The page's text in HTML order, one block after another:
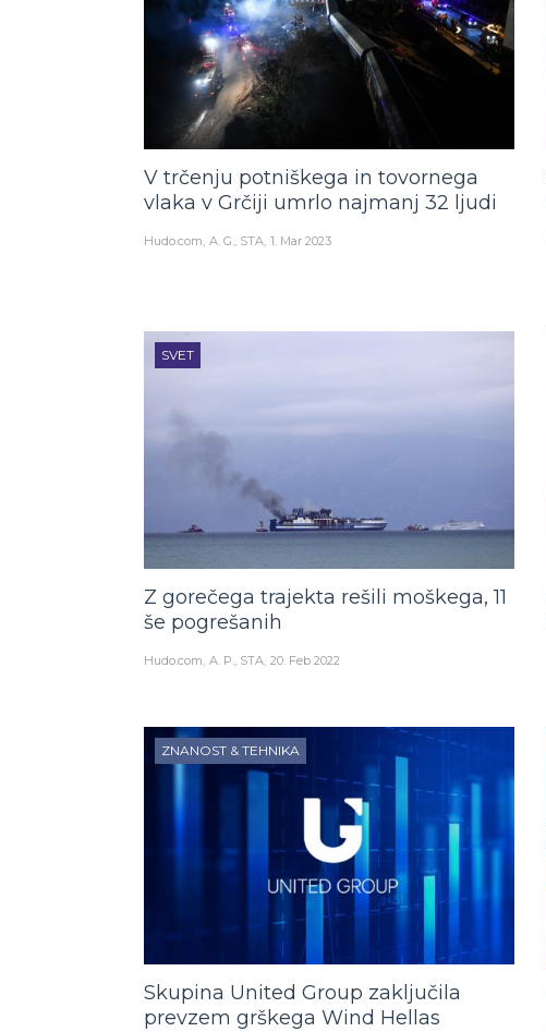
V trčenju potniškega in tovornega
vlaka v Grčiji umrlo najmanj 32 ljudi
Hudo.com A. G., STA 1. Mar 2023
SVET
Z gorečega trajekta rešili moškega, 11
še pogrešanih
Hudo.com A. P., STA 20. Feb 2022
ZNANOST & TEHNIKA
Skupina United Group zaključila
prevzem grškega Wind Hellas